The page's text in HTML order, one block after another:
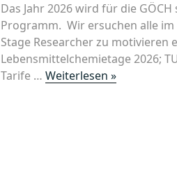
Das Jahr 2026 wird für die
Programm. Wir ersuchen alle
Stage Researcher zu motivieren
Lebensmittelchemietage 2026;
Tarife … Weiterlesen »